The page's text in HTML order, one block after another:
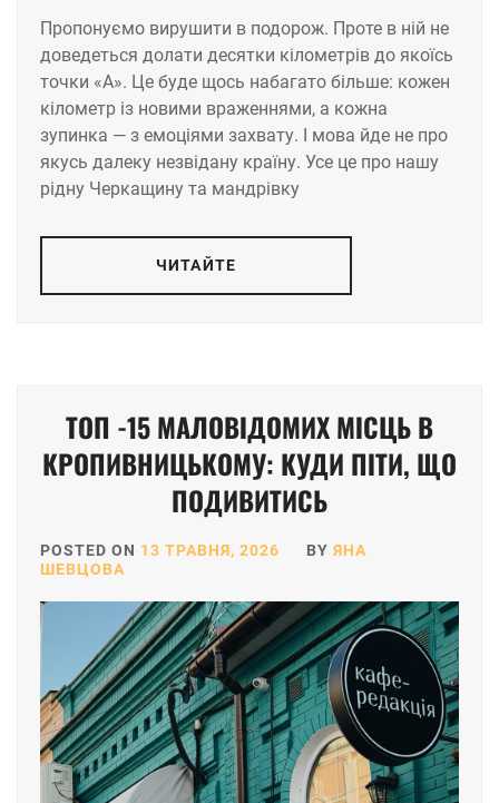
Пропонуємо вирушити в подорож. Проте в ній не
доведеться долати десятки кілометрів до якоїсь
точки «А». Це буде щось набагато більше: кожен
кілометр із новими враженнями, а кожна
зупинка — з емоціями захвату. І мова йде не про
якусь далеку незвідану країну. Усе це про нашу
рідну Черкащину та мандрівку
ЧИТАЙТЕ
ТОП -15 МАЛОВІДОМИХ МІСЦЬ В
КРОПИВНИЦЬКОМУ: КУДИ ПІТИ, ЩО
ПОДИВИТИСЬ
POSTED ON 13 ТРАВНЯ, 2026 BY ЯНА
ШЕВЦОВА